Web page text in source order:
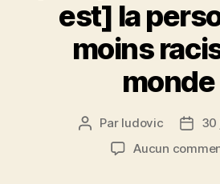
est] la
moins
Auteur
l’article
Par ludovic
Date
30
Aucun